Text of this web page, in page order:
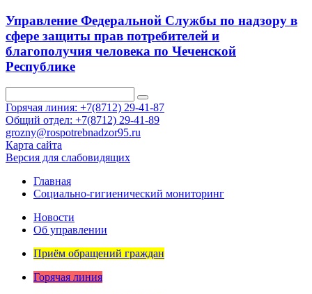
Управление Федеральной Службы по надзору в
сфере защиты прав потребителей и
благополучия человека по Чеченской
Республике
Горячая линия: +7(8712) 29-41-87
Общий отдел: +7(8712) 29-41-89
grozny@rospotrebnadzor95.ru
Карта сайта
Версия для слабовидящих
Главная
Социально-гигиенический мониторинг
Новости
Об управлении
Приём обращений граждан
Горячая линия